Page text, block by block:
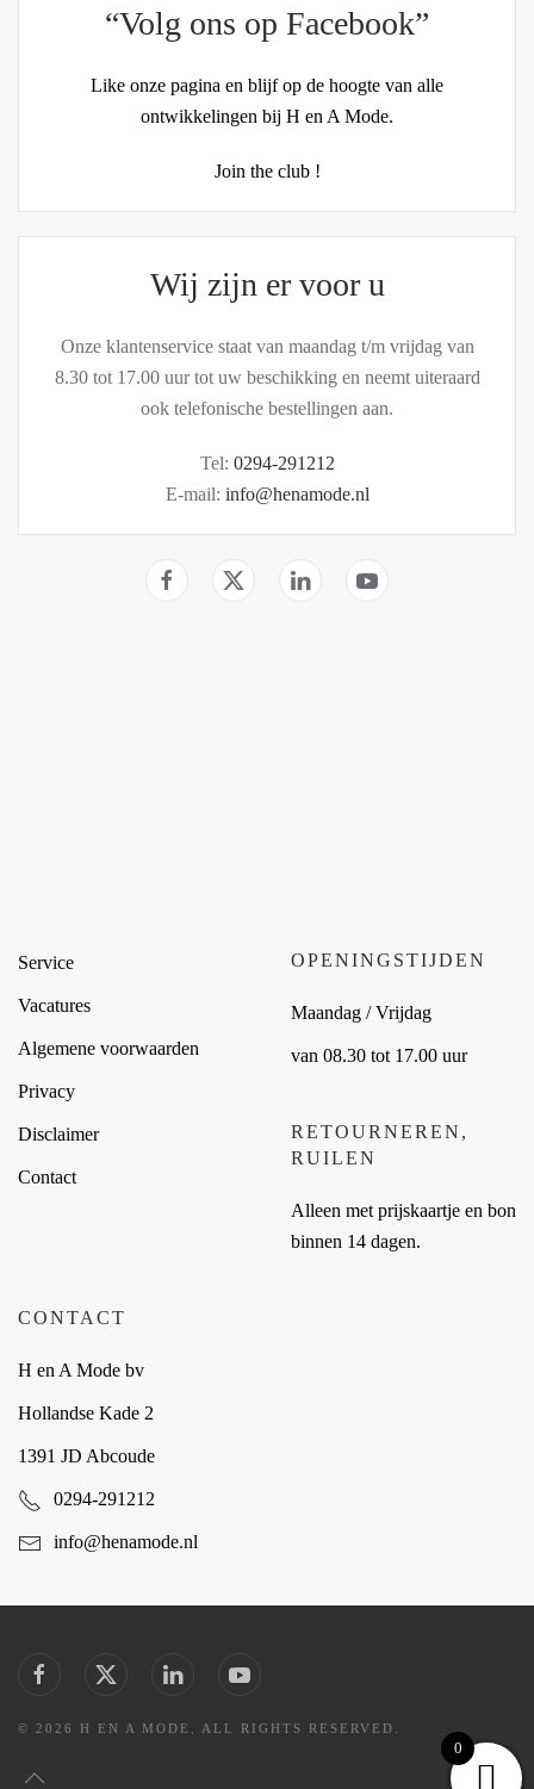
“Volg ons op Facebook”
Like onze pagina en blijf op de hoogte van alle
ontwikkelingen bij H en A Mode.
Join the club !
Wij zijn er voor u
Onze klantenservice staat van maandag t/m vrijdag van
8.30 tot 17.00 uur tot uw beschikking en neemt uiteraard
ook telefonische bestellingen aan.
Tel: 0294-291212
E-mail: info@henamode.nl
Service
Vacatures
Algemene voorwaarden
Privacy
Disclaimer
Contact
OPENINGSTIJDEN
Maandag / Vrijdag
van 08.30 tot 17.00 uur
RETOURNEREN,
RUILEN
Alleen met prijskaartje en bon
binnen 14 dagen.
CONTACT
H en A Mode bv
Hollandse Kade 2
1391 JD Abcoude
0294-291212
info@henamode.nl
© 2026 H EN A MODE. ALL RIGHTS RESERVED.
0